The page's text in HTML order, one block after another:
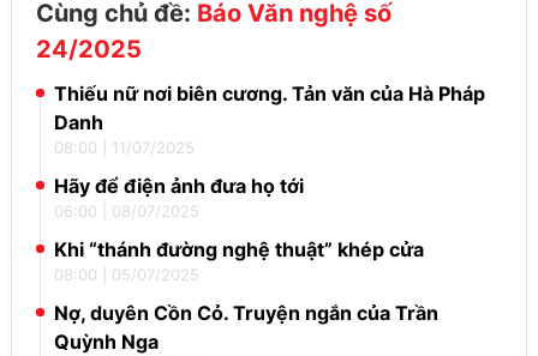
Cùng chủ đề: Báo Văn nghệ số
24/2025
Thiếu nữ nơi biên cương. Tản văn của Hà Pháp
Danh
08:00 11/07/2025
Hãy để điện ảnh đưa họ tới
06:00 08/07/2025
Khi “thánh đường nghệ thuật” khép cửa
08:00 05/07/2025
Nợ, duyên Cồn Cỏ. Truyện ngắn của Trần
Quỳnh Nga